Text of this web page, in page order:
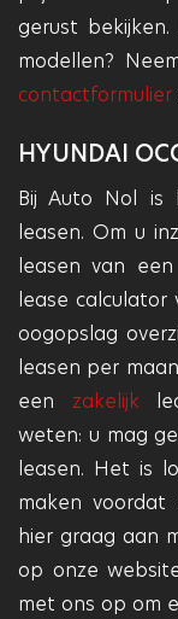
gerust
modellen?
contactformulier
HYUNDAI
Bij Auto Nol is
leasen. Om u
leasen van
lease
oogopslag
leasen per
een zakelijk
weten: u mag
leasen. Het is
maken
hier graag aan
op onze
met ons op om